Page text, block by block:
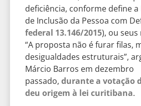
deficiência, conforme define a
de Inclusão da Pessoa com
federal 13.146/2015), ou seus
“A proposta não é furar filas,
desigualdades estruturais”,
Márcio Barros em dezembro
passado, durante a votação
deu origem à lei curitibana.